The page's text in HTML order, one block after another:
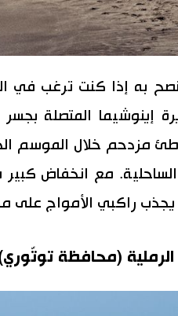
به إذا كنت ترغب في
إينوشيما المتصلة
مزدحم خلال الموسم
مع انخفاض كبير
يجذب راكبي الأمواج على
الرملية (محافظة